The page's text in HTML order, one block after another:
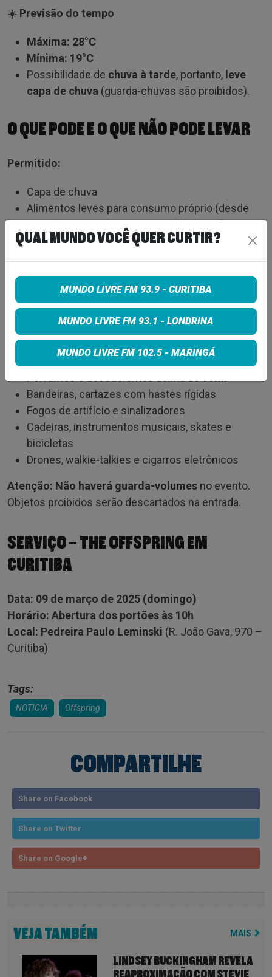
☀️ Previsão do tempo
Máxima: 28°C
Mínima: 19°C
Possibilidade de chuva à tarde, portanto, leve
capa de chuva (guarda-chuvas são proibidos).
O QUE PODE E O QUE NÃO PODE LEVAR
Permitido:
Capa de chuva
Alimentos leves para consumo próprio (desde
Proibido:
Garrafas, copos térmicos e qualquer tipo de
objeto rígido
Câmeras profissionais e filmadoras
Bebidas alcoólicas
Drogas e medicamentos sem prescrição médica
Bandeiras, cartazes com hastes rígidas
Fogos de artifício e sinalizadores
Cadeiras, instrumentos musicais, skates e
bicicletas
Drones, walkie-talkies e cigarros eletrônicos
Atenção: Não haverá guarda-volumes no evento.
Objetos proibidos serão descartados na entrada.
SERVIÇO – THE OFFSPRING EM
CURITIBA
Data: 09 de março de 2025 (domingo)
Horário: Abertura dos portões às 10h
Local: Pedreira Paulo Leminski (R. João Gava, 970 –
Curitiba)
Tags:
NOTICIA Offspring
COMPARTILHE
Share on Facebook
Share on Twitter
Share on Google+
VEJA TAMBÉM MAIS
LINDSEY BUCKINGHAM REVELA
REAPROXIMAÇÃO COM STEVIE
QUAL MUNDO VOCÊ QUER CURTIR?
MUNDO LIVRE FM 93.9 - CURITIBA
MUNDO LIVRE FM 93.1 - LONDRINA
MUNDO LIVRE FM 102.5 - MARINGÁ